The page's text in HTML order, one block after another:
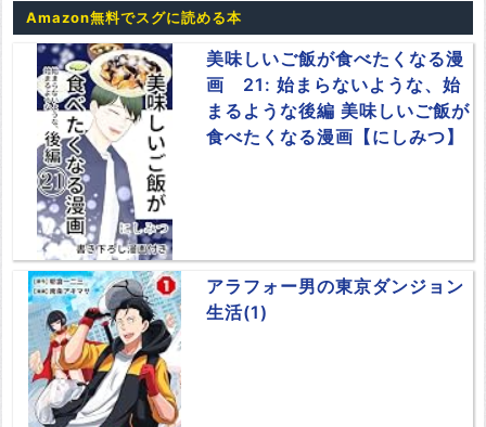
Amazon無料でスグに読める本
美味しいご飯が食べたくなる漫
画 21: 始まらないような、始
まるような後編 美味しいご飯が
食べたくなる漫画【にしみつ】
アラフォー男の東京ダンジョン
生活(1)